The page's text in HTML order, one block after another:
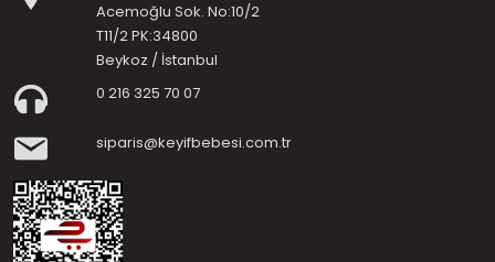
Acemoğlu Sok. No:10/2
T11/2 PK:34800
Beykoz / İstanbul
0 216 325 70 07
siparis@keyifbebesi.com.tr